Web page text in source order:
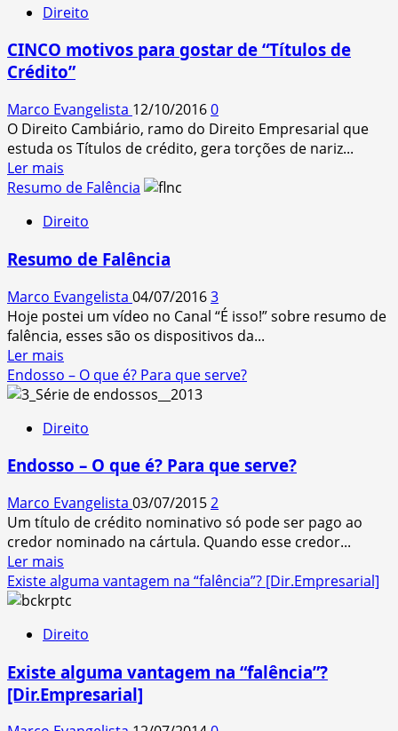
Unipessoal
Direito
CINCO motivos para gostar de “Títulos de
Crédito”
Marco Evangelista 12/10/20160
O Direito Cambiário, ramo do Direito Empresarial que
estuda os Títulos de crédito, gera torções de nariz...
Ler mais
more
CINCO
para
de
“Títulos
de
Crédito”
Resumo de Falência
Direito
Resumo de Falência
Marco Evangelista 04/07/20163
Hoje postei um vídeo no Canal “É isso!” sobre resumo de
falência, esses são os dispositivos da...
Ler mais
more
about
de
Endosso – O que é? Para que serve?
Direito
Endosso – O que é? Para que serve?
Marco Evangelista 03/07/20152
Um título de crédito nominativo só pode ser pago ao
credor nominado na cártula. Quando esse credor...
Ler mais
more
about
–
que
é?
Existe alguma vantagem na “falência”? [Dir.Empresarial]
Direito
Existe alguma vantagem na “falência”?
[Dir.Empresarial]